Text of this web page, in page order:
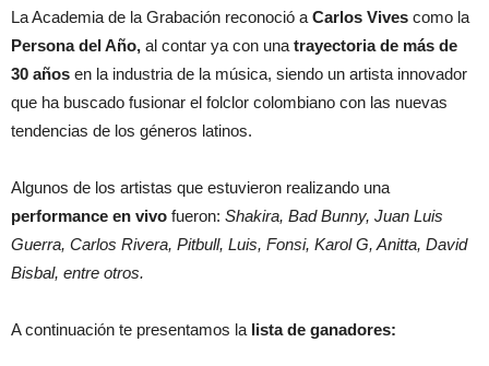
La Academia de la Grabación reconoció aCarlos Vives como la
Persona del Año, al contar ya con unatrayectoria de más de
30 años en la industria de la música, siendo un artista innovador
que ha buscado fusionar el folclor colombiano con las nuevas
tendencias de los géneros latinos.
Algunos de los artistas que estuvieron realizando una
performance en vivo fueron: Shakira, Bad Bunny, Juan Luis
Guerra, Carlos Rivera, Pitbull, Luis, Fonsi, Karol G, Anitta, David
Bisbal, entre otros.
A continuación te presentamos la lista de ganadores: